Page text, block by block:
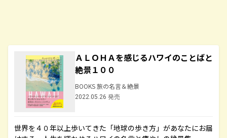
ＡＬＯＨＡを感じるハワイのことばと
絶景１００
BOOKS 旅の名言＆絶景
2022.05.26 発売
世界を４０年以上歩いてきた「地球の歩き方」があなたにお届